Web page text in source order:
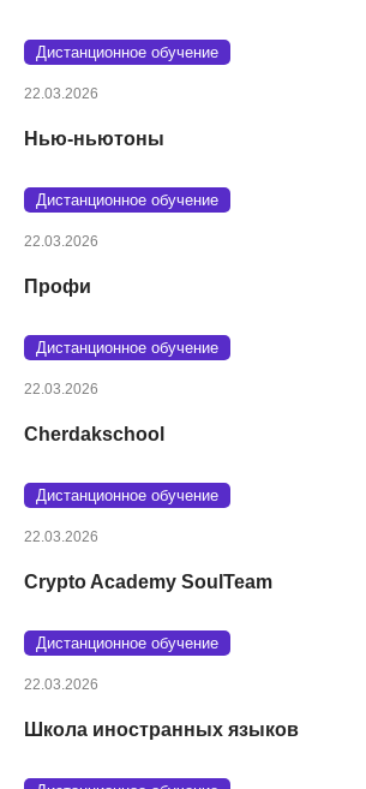
Дистанционное обучение
22.03.2026
Нью-ньютоны
Дистанционное обучение
22.03.2026
Профи
Дистанционное обучение
22.03.2026
Cherdakschool
Дистанционное обучение
22.03.2026
Crypto Academy SoulTeam
Дистанционное обучение
22.03.2026
Школа иностранных языков